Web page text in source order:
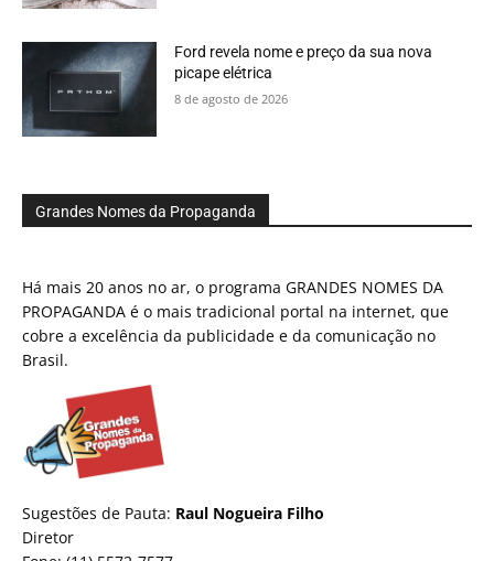
Ford revela nome e preço da sua nova
picape elétrica
8 de agosto de 2026
Grandes Nomes da Propaganda
Há mais 20 anos no ar, o programa GRANDES NOMES DA
PROPAGANDA é o mais tradicional portal na internet, que
cobre a excelência da publicidade e da comunicação no
Brasil.
Sugestões de Pauta: Raul Nogueira Filho
Diretor